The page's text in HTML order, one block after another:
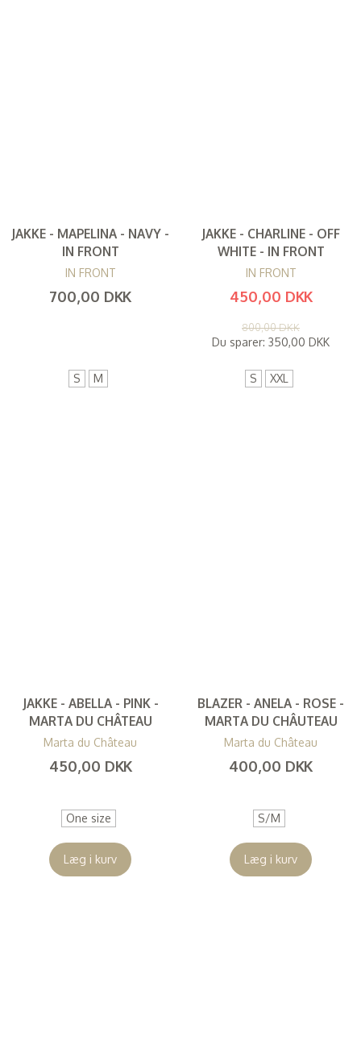
JAKKE - MAPELINA - NAVY -
IN FRONT
IN FRONT
700,00 DKK
S M
JAKKE - CHARLINE - OFF
WHITE - IN FRONT
IN FRONT
450,00 DKK
800,00 DKK
Du sparer: 350,00 DKK
S XXL
JAKKE - ABELLA - PINK -
MARTA DU CHÂTEAU
Marta du Château
450,00 DKK
One size
Læg i kurv
BLAZER - ANELA - ROSE -
MARTA DU CHÂUTEAU
Marta du Château
400,00 DKK
S/M
Læg i kurv